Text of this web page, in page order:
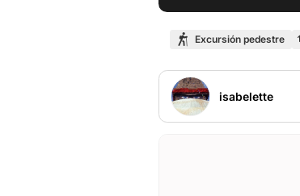
Excursión pedestre
isabelette